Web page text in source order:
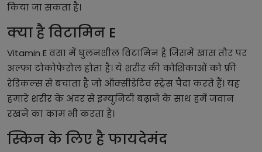
किया जा सकता है।
क्या है विटामिन E
Vitamin E वसा में घुलनशील विटामिन है जिसमें खास तौर पर
अल्फा टोकोफेरोल होता है। ये शरीर की कोशिकाओं को फ्री
रेडिकल्स से बचाता है जो ऑक्सीडेटिव स्ट्रेस पैदा करते हैं। यह
हमारे शरीर के अंदर से इम्युनिटी बढ़ाने के साथ हमें जवान
रखने का काम भी करता है।
स्किन के लिए है फायदेमंद